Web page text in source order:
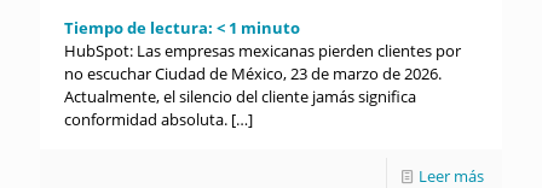
Tiempo de lectura: < 1 minuto
HubSpot: Las empresas mexicanas pierden clientes por
no escuchar Ciudad de México, 23 de marzo de 2026.
Actualmente, el silencio del cliente jamás significa
conformidad absoluta. […]
Leer más